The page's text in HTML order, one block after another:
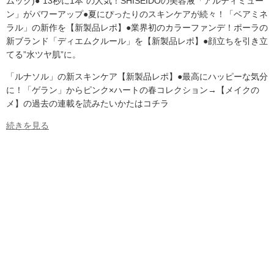
ン」がパワーアップ●夏にぴったりのスキンケアが続々！「ベアミネ
ラル」の新作を【新製品レポ】●業界初のカラーファンデ！ポーラの
新ブランド「ディエムクルール」を【新製品レポ】●顔立ちを引き立
てる”水ツヤ肌”に。
「ルナソル」の新スキンケア【新製品レポ】●最高にハッピーな気分
に！「ゲラン」からピンク×ハートの春コレクション→【メイクの
メ】の過去の連載を読みたいかたはコチラ
続きを見る